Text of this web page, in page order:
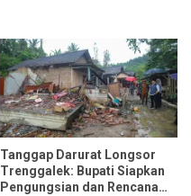
Tanggap Darurat Longsor
Trenggalek: Bupati Siapkan
Pengungsian dan Rencana